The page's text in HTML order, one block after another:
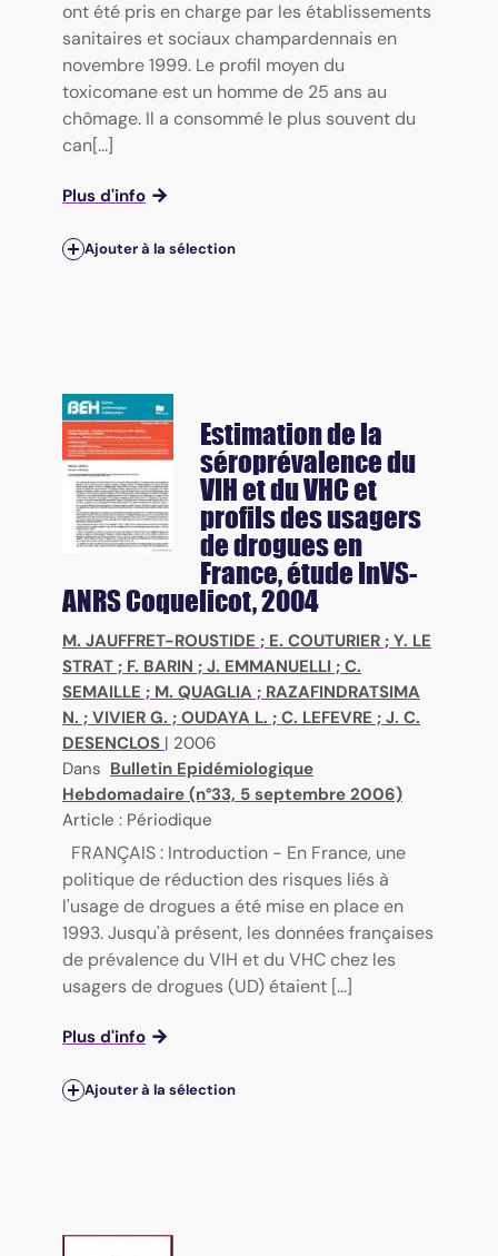
ont été pris en charge par les établissements
sanitaires et sociaux champardennais en
novembre 1999. Le profil moyen du
toxicomane est un homme de 25 ans au
chômage. Il a consommé le plus souvent du
can[...]
Plus d'info
Ajouter à la sélection
Estimation de la
séroprévalence du
VIH et du VHC et
profils des usagers
de drogues en
France, étude InVS-
ANRS Coquelicot, 2004
M. JAUFFRET-ROUSTIDE ; E. COUTURIER ; Y. LE
STRAT ; F. BARIN ; J. EMMANUELLI ; C.
SEMAILLE ; M. QUAGLIA ; RAZAFINDRATSIMA
N. ; VIVIER G. ; OUDAYA L. ; C. LEFEVRE ; J. C.
DESENCLOS | 2006
Dans Bulletin Epidémiologique
Hebdomadaire (n°33, 5 septembre 2006)
Article : Périodique
FRANÇAIS : Introduction - En France, une
politique de réduction des risques liés à
l'usage de drogues a été mise en place en
1993. Jusqu'à présent, les données françaises
de prévalence du VIH et du VHC chez les
usagers de drogues (UD) étaient [...]
Plus d'info
Ajouter à la sélection